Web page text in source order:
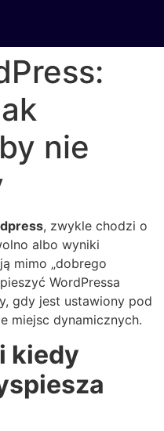
nie
, zwykle chodzi o
albo wyniki
mimo „dobrego
WordPressa
gdy jest ustawiony pod
miejsc dynamicznych.
kiedy